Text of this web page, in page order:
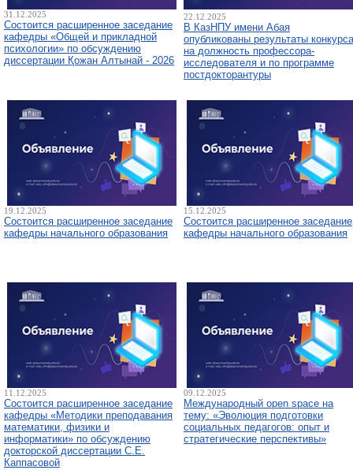
31.12.2025
Состоится расширенное заседание
кафедры «Общей и прикладной
психологии» по обсуждению
диссертации Қожан Алтынай - 2026
22.12.2025
В КазНПУ имени Абая
опубликованы результаты конкурса
на должность профессора-
исследователя и по программе
постдокторантуры
19.12.2025
Состоится расширенное заседание
кафедры начального образования
15.12.2025
Состоится расширенное заседание
кафедры начального образования
11.12.2025
Состоится расширенное заседание
кафедры «Методики преподавания
математики, физики и
информатики» по обсуждению
докторской диссертации С.Е.
Каппасовой
09.12.2025
Международный open space на
тему: «Эволюция подготовки
социальных педагогов: опыт и
стратегические перспективы»